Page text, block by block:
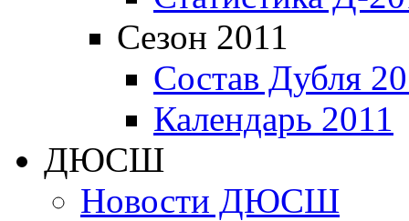
Сезон 2011
Состав Дубля
Календарь 2011
ДЮСШ
Новости ДЮСШ